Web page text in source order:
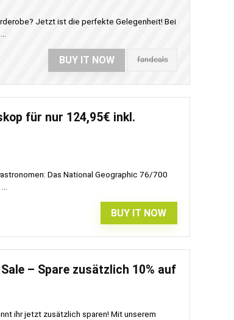
Jetzt ist die perfekte Gelegenheit! Bei
BUY IT NOW fandeals
für nur 124,95€ inkl.
Das National Geographic 76/700
BUY IT NOW
– Spare zusätzlich 10% auf
ihr jetzt zusätzlich sparen! Mit unserem